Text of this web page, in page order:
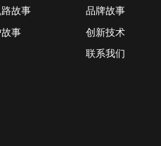
故事
故事
品牌故事
创新技术
联系我们